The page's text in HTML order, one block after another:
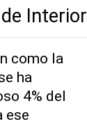
como la
ha
4% del
ese